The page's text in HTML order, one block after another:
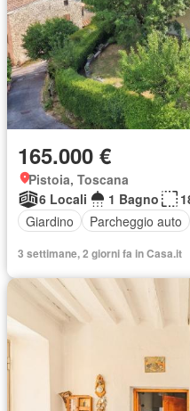
165.000 €
Pistoia, Toscana
6 Locali
1 Bagno
Giardino
Parcheggio auto
3 settimane, 2 giorni fa in Casa.it